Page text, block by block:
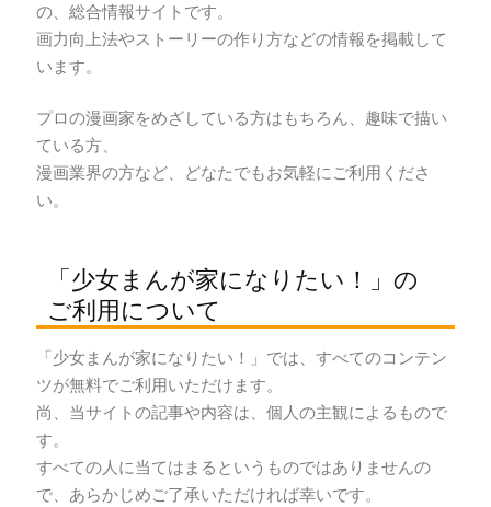
の、総合情報サイトです。
画力向上法やストーリーの作り方などの情報を掲載して
います。
プロの漫画家をめざしている方はもちろん、趣味で描い
ている方、
漫画業界の方など、どなたでもお気軽にご利用くださ
い。
「少女まんが家になりたい！」の
ご利用について
「少女まんが家になりたい！」では、すべてのコンテン
ツが無料でご利用いただけます。
尚、当サイトの記事や内容は、個人の主観によるもので
す。
すべての人に当てはまるというものではありませんの
で、あらかじめご了承いただければ幸いです。